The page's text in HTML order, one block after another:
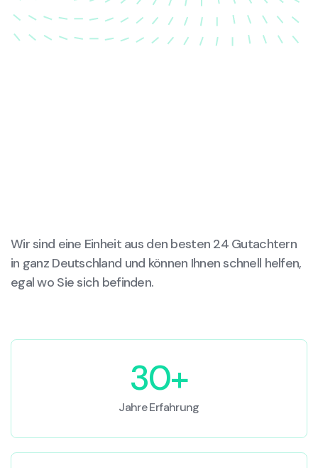
Wir sind eine Einheit aus den besten 24 Gutachtern
in ganz Deutschland und können Ihnen schnell helfen,
egal wo Sie sich befinden.
30+
Jahre Erfahrung